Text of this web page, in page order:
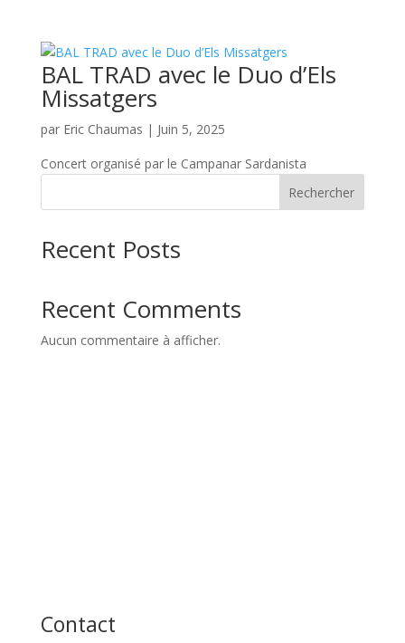
BAL TRAD avec le Duo d’Els
Missatgers
par Eric Chaumas | Juin 5, 2025
Concert organisé par le Campanar Sardanista
Rechercher
Recent Posts
Recent Comments
Aucun commentaire à afficher.
Contact